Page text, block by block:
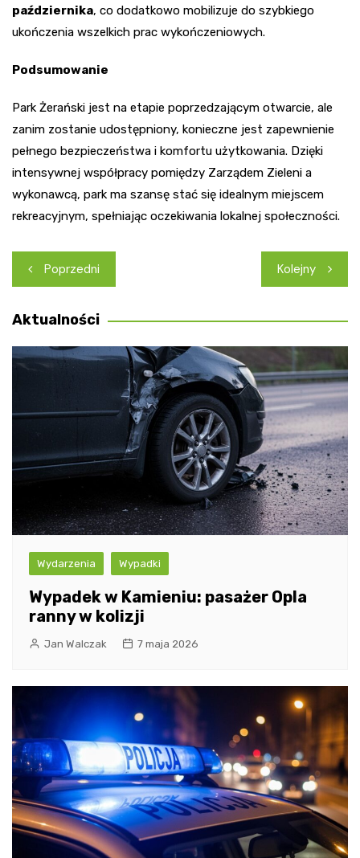
października, co dodatkowo mobilizuje do szybkiego
ukończenia wszelkich prac wykończeniowych.
Podsumowanie
Park Żerański jest na etapie poprzedzającym otwarcie, ale
zanim zostanie udostępniony, konieczne jest zapewnienie
pełnego bezpieczeństwa i komfortu użytkowania. Dzięki
intensywnej współpracy pomiędzy Zarządem Zieleni a
wykonawcą, park ma szansę stać się idealnym miejscem
rekreacyjnym, spełniając oczekiwania lokalnej społeczności.
Nawigacja
wpisu
Poprzedni Kolejny
Aktualności
Wydarzenia Wypadki
Wypadek w Kamieniu: pasażer Opla
ranny w kolizji
Jan Walczak 7 maja 2026